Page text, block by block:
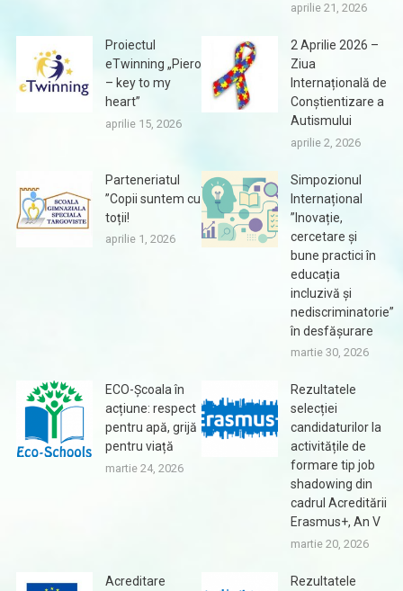
aprilie 21, 2026
Proiectul
eTwinning „Piero
– key to my
heart”
aprilie 15, 2026
2 Aprilie 2026 –
Ziua
Internațională de
Conștientizare a
Autismului
aprilie 2, 2026
Parteneriatul
”Copii suntem cu
toții!
aprilie 1, 2026
Simpozionul
Internațional
”Inovație,
cercetare și
bune practici în
educația
incluzivă și
nediscriminatorie”
în desfășurare
martie 30, 2026
ECO-Școala în
acțiune: respect
pentru apă, grijă
pentru viață
martie 24, 2026
Rezultatele
selecției
candidaturilor la
activitățile de
formare tip job
shadowing din
cadrul Acreditării
Erasmus+, An V
martie 20, 2026
Acreditare
Rezultatele